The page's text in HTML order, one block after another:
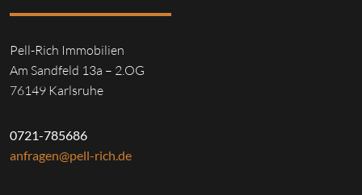
Pell-Rich Immobilien
Am Sandfeld 13a – 2.OG
76149 Karlsruhe
0721-785686
anfragen@pell-rich.de